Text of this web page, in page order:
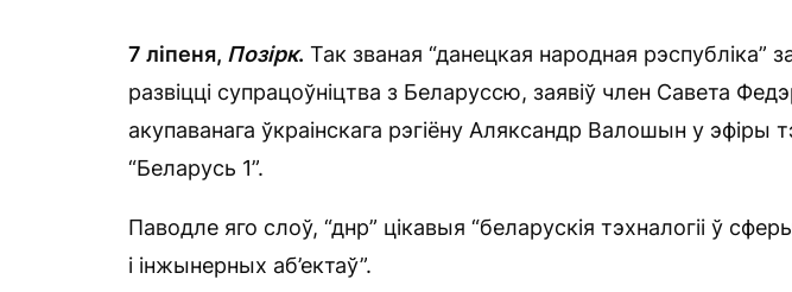
7 ліпеня, Позірк. Так званая “данецкая народная рэспубліка”
развіцці супрацоўніцтва з Беларуссю, заявіў член Савета
акупаванага ўкраінскага рэгіёну Аляксандр Валошын у эфіры
“Беларусь 1”.
Паводле яго слоў, “днр” цікавыя “беларускія тэхналогіі ў
і інжынерных аб’ектаў”.